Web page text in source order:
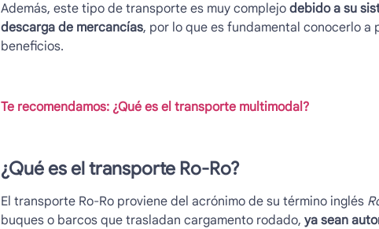
Además, este tipo de transporte es muy complejo debido a su
descarga de mercancías, por lo que es fundamental conocerlo
beneficios.
Te recomendamos: ¿Qué es el transporte multimodal?
¿Qué es eltransporte Ro-Ro?
El transporte Ro-Roproviene del acrónimo de su término inglés
buques o barcos que trasladan cargamento rodado, ya sean